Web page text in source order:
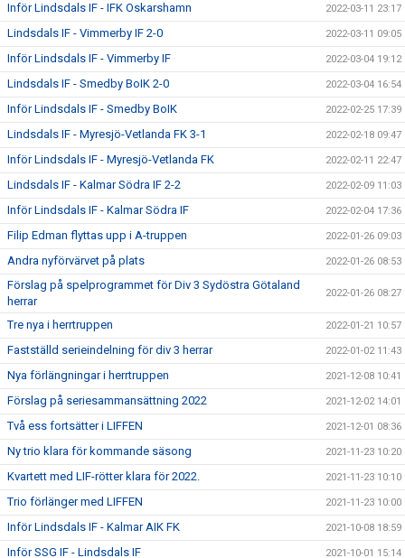
Inför Lindsdals IF - IFK Oskarshamn 2022-03-11 23:17
Lindsdals IF - Vimmerby IF 2-0 2022-03-11 09:05
Inför Lindsdals IF - Vimmerby IF 2022-03-04 19:12
Lindsdals IF - Smedby BoIK 2-0 2022-03-04 16:54
Inför Lindsdals IF - Smedby BoIK 2022-02-25 17:39
Lindsdals IF - Myresjö-Vetlanda FK 3-1 2022-02-18 09:47
Inför Lindsdals IF - Myresjö-Vetlanda FK 2022-02-11 22:47
Lindsdals IF - Kalmar Södra IF 2-2 2022-02-09 11:03
Inför Lindsdals IF - Kalmar Södra IF 2022-02-04 17:36
Filip Edman flyttas upp i A-truppen 2022-01-26 09:03
Andra nyförvärvet på plats 2022-01-26 08:53
Förslag på spelprogrammet för Div 3 Sydöstra Götaland
herrar
2022-01-26 08:27
Tre nya i herrtruppen 2022-01-21 10:57
Fastställd serieindelning för div 3 herrar 2022-01-02 11:43
Nya förlängningar i herrtruppen 2021-12-08 10:41
Förslag på seriesammansättning 2022 2021-12-02 14:01
Två ess fortsätter i LIFFEN 2021-12-01 08:36
Ny trio klara för kommande säsong 2021-11-23 10:20
Kvartett med LIF-rötter klara för 2022. 2021-11-23 10:10
Trio förlänger med LIFFEN 2021-11-23 10:00
Inför Lindsdals IF - Kalmar AIK FK 2021-10-08 18:59
Inför SSG IF - Lindsdals IF 2021-10-01 15:14